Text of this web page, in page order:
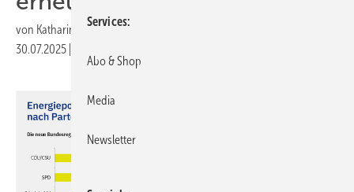
von Katharina Wolf
30.07.2025
Services
Abo & Shop
Media
Newsletter